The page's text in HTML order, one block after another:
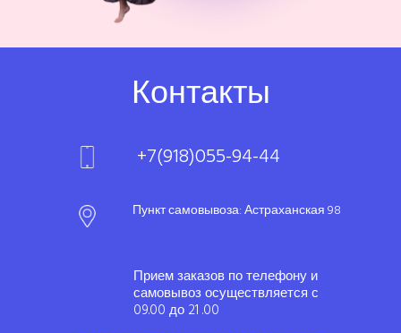
Контакты
Пункт самовывоза: Астраханская 98
+7(918)055-94-44
Прием заказов по телефону и
самовывоз осуществляется с
09.00 до 21 .00